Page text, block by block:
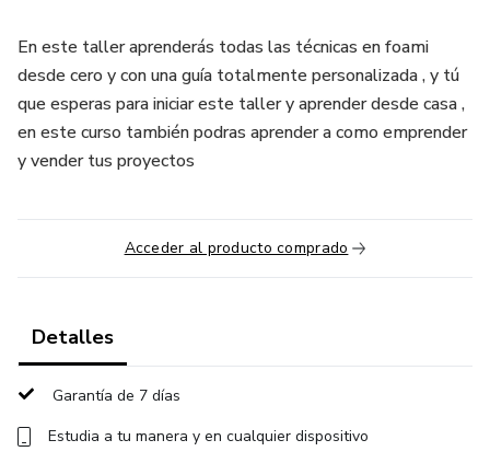
En este taller aprenderás todas las técnicas en foami
desde cero y con una guía totalmente personalizada , y tú
que esperas para iniciar este taller y aprender desde casa ,
en este curso también podras aprender a como emprender
y vender tus proyectos
Acceder al producto comprado
Detalles
Garantía de 7 días
Estudia a tu manera y en cualquier dispositivo